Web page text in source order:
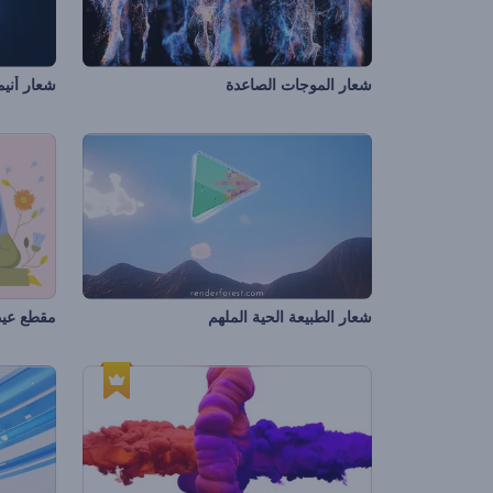
شعار الموجات الصاعدة شعار
شعار الطبيعة الحية الملهم مقطع